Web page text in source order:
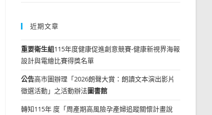
近期文章
重要衛生組115年度健康促進創意競賽-健康新視界海報
設計與電繪比賽得獎名單
公告高市圖辦理「2026朗聲大賞：朗讀文本演出影片
徵選活動」之活動辦法圖書館
轉知115年 度「周產期高風險孕產婦追蹤關懷計畫說